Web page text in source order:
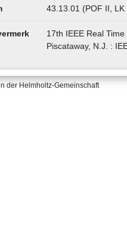
43.13.01 (POF II,
17th IEEE Real
Piscataway, N.J. :
der Helmholtz-Gemeinschaft